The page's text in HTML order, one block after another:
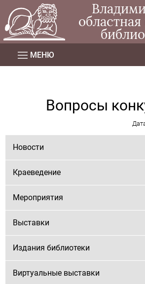
МЕНЮ
Вопросы
Новости
Краеведение
Мероприятия
Выставки
Издания библиотеки
Виртуальные выставки